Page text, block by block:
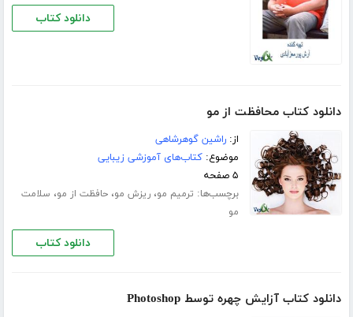
دانلود کتاب
دانلود کتاب محافظت از مو
از:راشین گوهرشاهی
موضوع:کتاب‌های آموزشی زیبایی
۵ صفحه
برچسب‌ها: ترمیم مو،ریزش مو،حافظت از مو، سلامت
مو
دانلود کتاب
دانلود کتاب آزایش چهره توسط Photoshop